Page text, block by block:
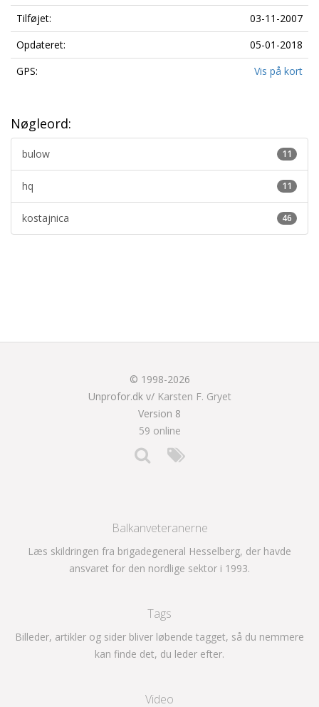
Tilføjet:
03-11-2007
Opdateret:
05-01-2018
GPS:
Vis på kort
Nøgleord:
11
bulow
11
hq
46
kostajnica
© 1998-2026
Unprofor.dk v/ Karsten F. Gryet
Version 8
59 online
Balkanveteranerne
Læs skildringen fra brigadegeneral Hesselberg, der havde
ansvaret for den nordlige sektor i 1993.
Tags
Billeder, artikler og sider bliver løbende tagget, så du nemmere
kan finde det, du leder efter.
Video